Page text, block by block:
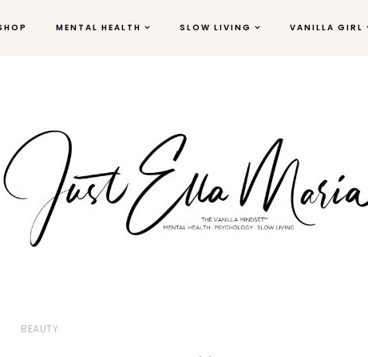
MENTAL HEALTH SLOW LIVING VANILLA GIRL
BEAUTY